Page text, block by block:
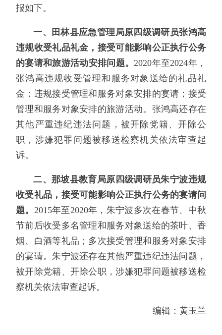
报如下。
一、田林县应急管理局原四级调研员张鸿高
违规收受礼品礼金，接受可能影响公正执行公务
的宴请和旅游活动安排问题。2020年至2024年，
张鸿高违规收受管理和服务对象送给的礼品礼
金；违规接受管理和服务对象安排的宴请；接受
管理和服务对象安排的旅游活动。张鸿高还存在
其他严重违纪违法问题，被开除党籍、开除公
职，涉嫌犯罪问题被移送检察机关依法审查起
诉。
二、那坡县教育局原四级调研员朱宁波违规
收受礼品，接受可能影响公正执行公务的宴请问
题。 2015年至2020年，朱宁波多次在春节、中秋
节前后收受多名管理和服务对象送给的茶叶、香
烟、白酒等礼品；多次接受管理和服务对象安排
的宴请。朱宁波还存在其他严重违纪违法问题，
被开除党籍、开除公职，涉嫌犯罪问题被移送检
察机关依法审查起诉。
编辑：黄玉兰